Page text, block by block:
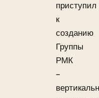
приступил
к
созданию
Группы
РМК
–